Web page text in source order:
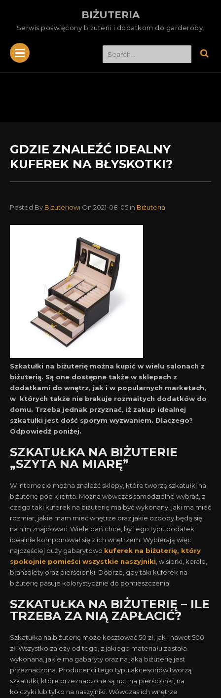
BIŻUTERIA
Serwis poświęcony biżuterii i dodatkom do garderoby.
GDZIE ZNALEŹĆ IDEALNY
KUFEREK NA BŁYSKOTKI?
Posted By Bizuteriowi On 2021-08-05 in Biżuteria
Szkatułki na biżuterię można kupić w wielu salonach z
biżuterią. Są one dostępne także w sklepach z
dodatkami do wnętrz, jak i w popularnych marketach,
w których także nie brakuje rozmaitych dodatków do
domu. Trzeba jednak przyznać, iż zakup idealnej
szkatułki jest dość sporym wyzwaniem. Dlaczego?
Odpowiedź poniżej.
SZKATUŁKA NA BIŻUTERIE
„SZYTA NA MIARĘ”
W internecie można znaleźć sklepy, które tworzą szkatułki na
biżuterię pod klienta. Można wówczas samodzielne wybrać, z
czego taki kuferek na biżuterię ma być wykonany, jaki ma mieć
rozmiar, jakie mam mieć wnętrze oraz jakie ozdoby będą się
na nim znajdować. Wiele pań chce, by tego typu dodatek
idealnie komponował się z ich wnętrzem. Wybierają więc
najczęściej duży gabarytowo kuferek na biżuterię, który
spokojnie pomieści wszystkie naszyjniki , wisiorki, korale,
bransolety oraz pierścionki. Dobrze, gdy taki kuferek na
biżuterię pasuje kolorystycznie do pomieszczenia.
SZKATUŁKA NA BIŻUTERIĘ – ILE
TRZEBA ZA NIĄ ZAPŁACIĆ?
Szkatułka na biżuterię może kosztować 50 zł, jak i nawet 500
zł. Wszystko zależy od tego, z jakiego materiału została
wykonana, jakie ma gabaryty oraz na jaką biżuterię jest
przeznaczona. Producenci tego typu akcesoriów tworzą
szkatułki, które przeznaczone są np.: na pierścionki, na
kolczyki lub tylko na naszyjniki. Wówczas ich wnętrze